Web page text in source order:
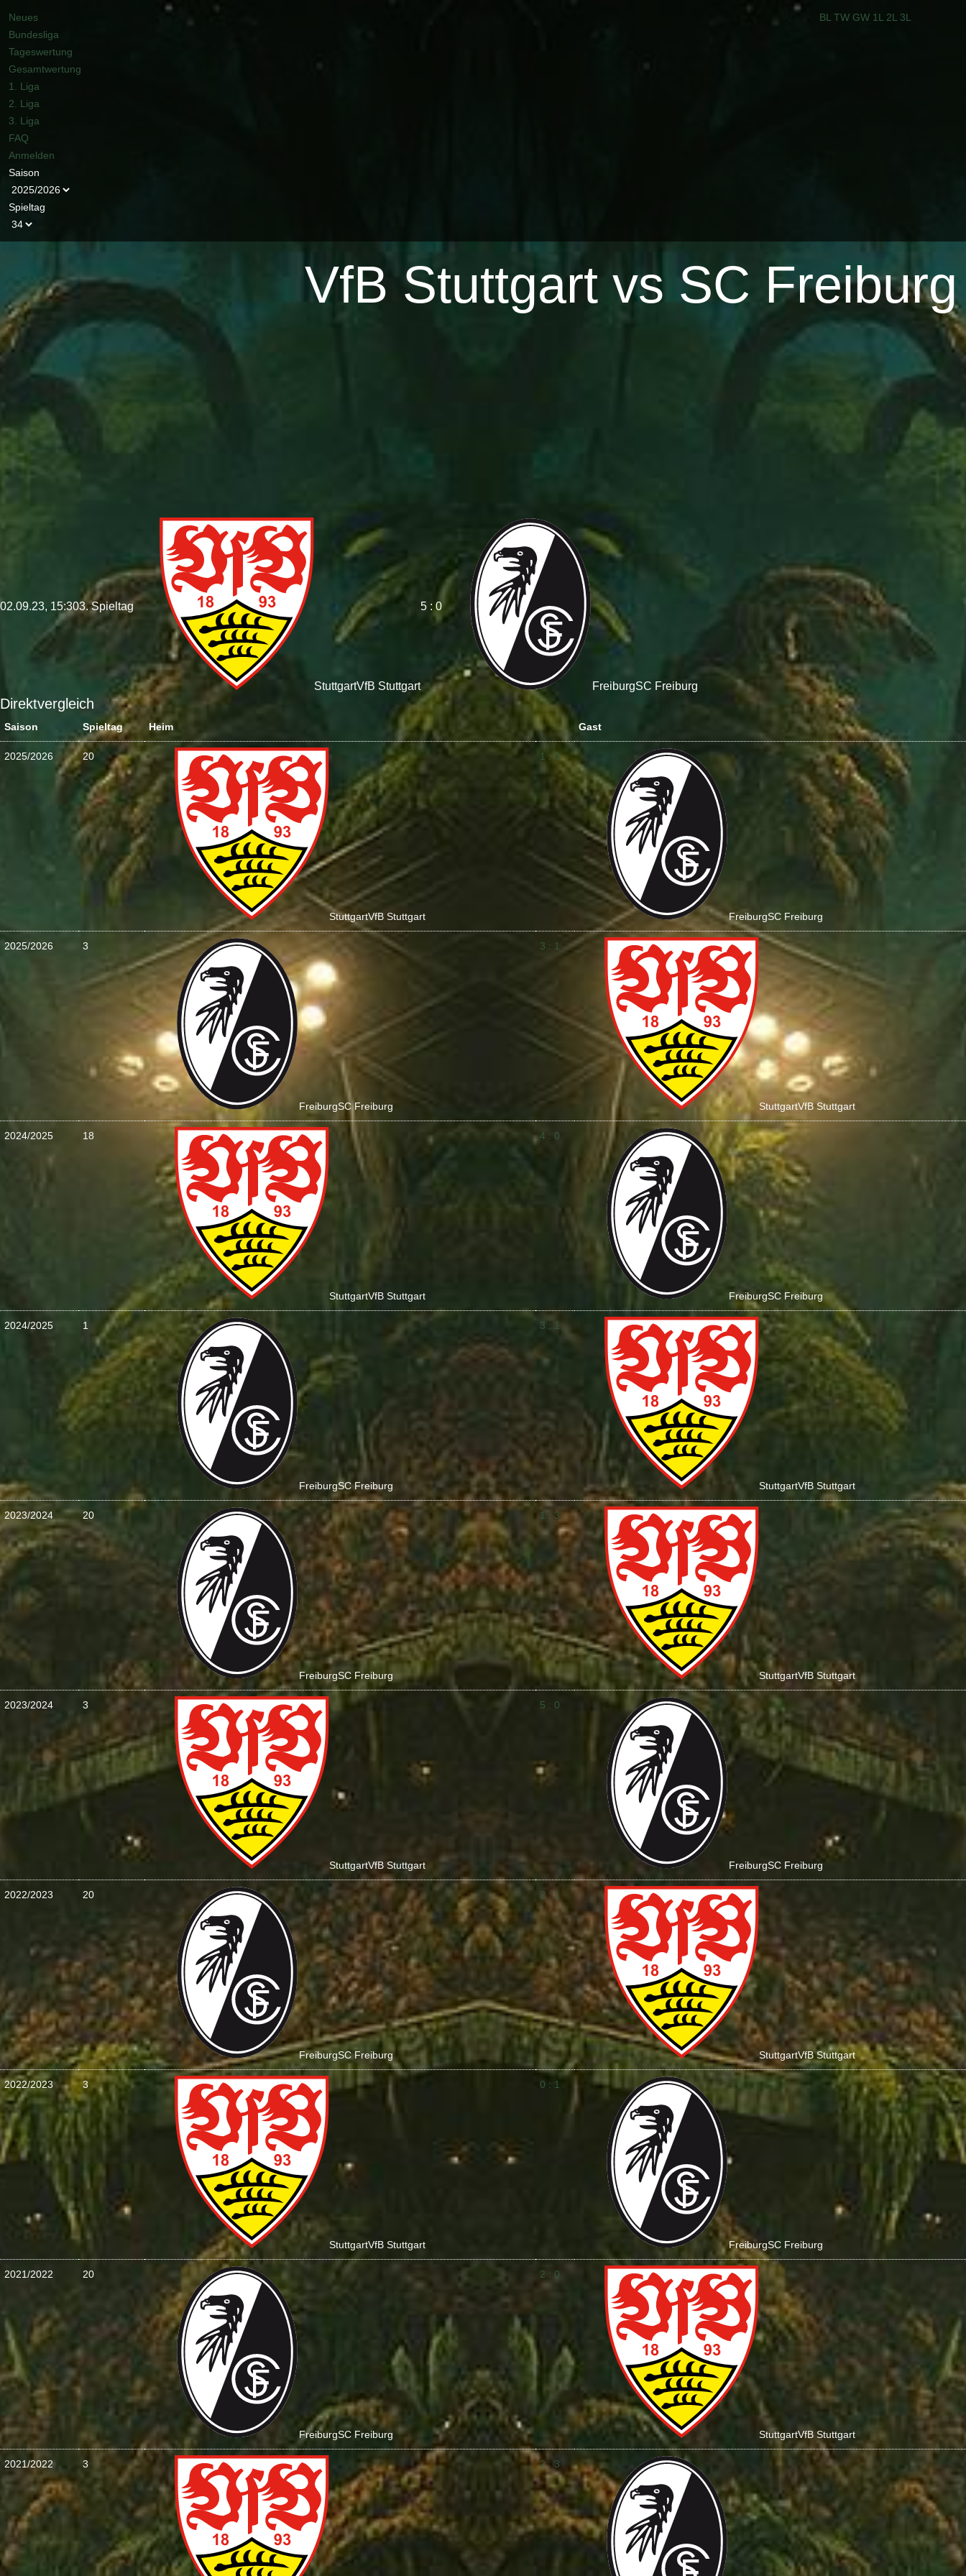
Neues
Bundesliga
Tageswertung
Gesamtwertung
1. Liga
2. Liga
3. Liga
FAQ
Anmelden
BL TW GW 1L 2L 3L
Saison
Spieltag
VfB Stuttgart vs SC Freiburg
02.09.23, 15:303. Spieltag
StuttgartVfB Stuttgart
5 : 0
FreiburgSC Freiburg
Direktvergleich
Saison Spieltag Heim Gast
2025/2026 20
StuttgartVfB Stuttgart
1 : 0
FreiburgSC Freiburg
2025/2026 3
FreiburgSC Freiburg
3 : 1
StuttgartVfB Stuttgart
2024/2025 18
StuttgartVfB Stuttgart
4 : 0
FreiburgSC Freiburg
2024/2025 1
FreiburgSC Freiburg
3 : 1
StuttgartVfB Stuttgart
2023/2024 20
FreiburgSC Freiburg
1 : 3
StuttgartVfB Stuttgart
2023/2024 3
StuttgartVfB Stuttgart
5 : 0
FreiburgSC Freiburg
2022/2023 20
FreiburgSC Freiburg
2 : 1
StuttgartVfB Stuttgart
2022/2023 3
StuttgartVfB Stuttgart
0 : 1
FreiburgSC Freiburg
2021/2022 20
FreiburgSC Freiburg
2 : 0
StuttgartVfB Stuttgart
2021/2022 3 2 : 3